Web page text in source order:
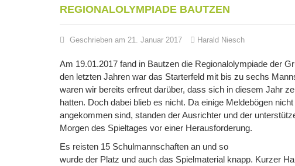
REGIONALOLYMPIADE BAUTZEN
Geschrieben am 21. Januar 2017 Harald Niesch
Am 19.01.2017 fand in Bautzen die Regionalolympiade der
den letzten Jahren war das Starterfeld mit bis zu sechs
waren wir bereits erfreut darüber, dass sich in diesem Jahr
hatten. Doch dabei blieb es nicht. Da einige Meldebögen
angekommen sind, standen der Ausrichter und der
Morgen des Spieltages vor einer Herausforderung.
Es reisten 15 Schulmannschaften an und so
wurde der Platz und auch das Spielmaterial knapp. Kurzer